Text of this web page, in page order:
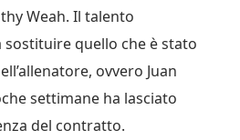
Weah. Il talento
quello che è stato
ovvero Juan
settimane ha lasciato
del contratto.